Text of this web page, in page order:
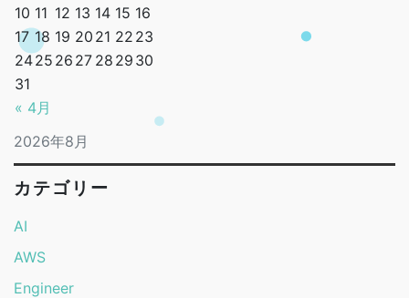
2026年8月
« 4月
10 11 12 13 14 15 16
17 18 19 20 21 22 23
2425 26 27 28 29 30
31
カテゴリー
AI
AWS
Engineer